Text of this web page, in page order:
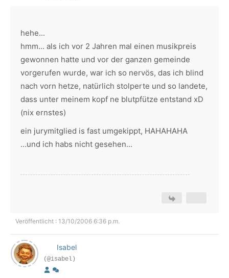
hehe...
hmm... als ich vor 2 Jahren mal einen musikpreis
gewonnen hatte und vor der ganzen gemeinde
vorgerufen wurde, war ich so nervös, das ich blind
nach vorn hetze, natürlich stolperte und so landete,
dass unter meinem kopf ne blutpfütze entstand xD
(nix ernstes)
ein jurymitglied is fast umgekippt, HAHAHAHA
...und ich habs nicht gesehen...
Veröffentlicht : 13/10/2006 6:36 p.m.
Isabel
(@isabel)